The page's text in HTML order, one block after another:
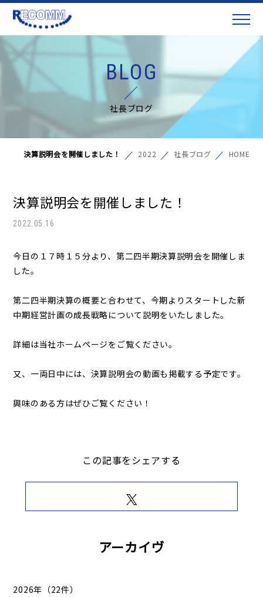
BLOG
社長ブログ
HOME
社長ブログ
2022
決算説明会を開催しました！
決算説明会を開催しました！
2022.05.16
今日の１７時１５分より、第二四半期決算説明会を開催しま
した。
第二四半期決算の概要と合わせて、今期よりスタートした新
中期経営計画の成長戦略について説明をいたしました。
詳細は当社ホームページをご覧ください。
又、一両日中には、決算説明会の動画も掲載する予定です。
興味のある方はぜひご覧ください！
この記事をシェアする
アーカイヴ
2026年（22件）